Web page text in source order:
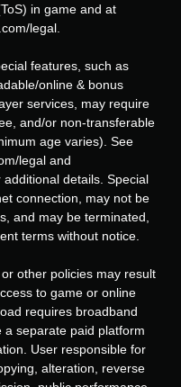
in game and at
legal.
features, such as
online & bonus
services, may require
and/or non-transferable
age varies). See
legal and
details. Special
connection, may not be
and may be terminated,
terms without notice.
other policies may result
to game or online
requires broadband
separate paid platform
User responsible for
alteration, reverse